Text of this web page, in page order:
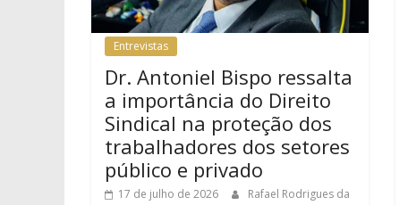
Entrevistas
Dr. Antoniel Bispo ressalta
a importância do Direito
Sindical na proteção dos
trabalhadores dos setores
público e privado
17 de julho de 2026
Rafael Rodrigues da